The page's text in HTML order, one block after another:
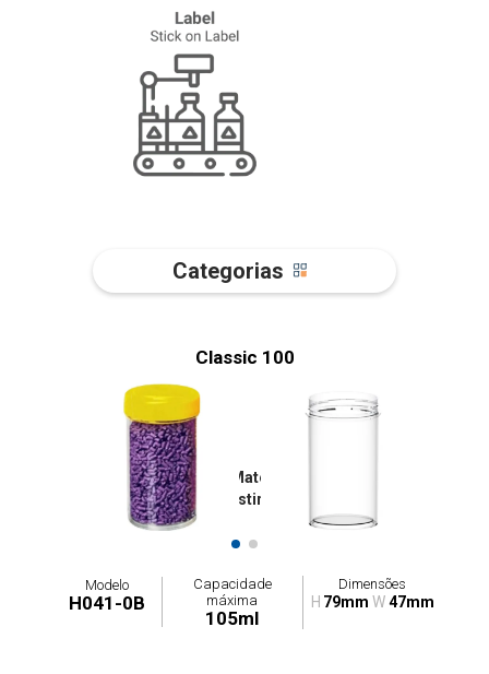
Categorias
Classic 100
Modelo
H041-0B
Capacidade
máxima
105ml
Dimensões
H 79mm W 47mm
Tampa: H041-0T / Materiais Disponíveis:
Poliestireno